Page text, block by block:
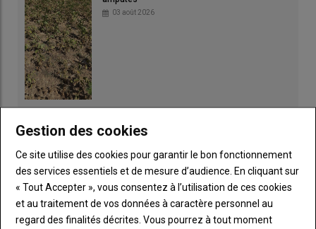
03 août 2026
Gestion des cookies
Ce site utilise des cookies pour garantir le bon fonctionnement
des services essentiels et de mesure d’audience. En cliquant sur
« Tout Accepter », vous consentez à l’utilisation de ces cookies
et au traitement de vos données à caractère personnel au
regard des finalités décrites. Vous pourrez à tout moment